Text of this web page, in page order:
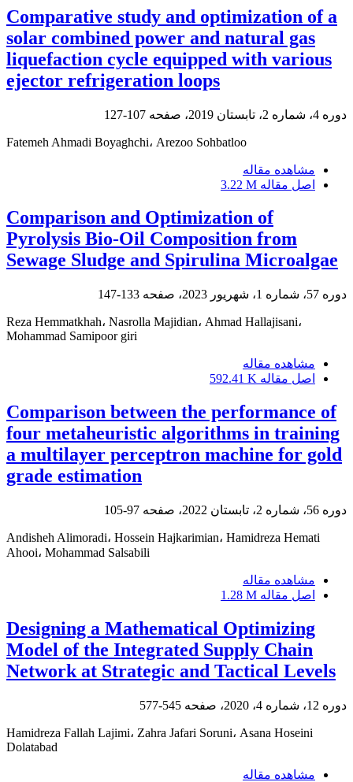
Comparative study and optimization of a
solar combined power and natural gas
liquefaction cycle equipped with various
ejector refrigeration loops
دوره 4، شماره 2، تابستان 2019، صفحه 107-127
Fatemeh Ahmadi Boyaghchi، Arezoo Sohbatloo
مشاهده مقاله
اصل مقاله 3.22 M
Comparison and Optimization of
Pyrolysis Bio-Oil Composition from
Sewage Sludge and Spirulina Microalgae
دوره 57، شماره 1، شهریور 2023، صفحه 133-147
Reza Hemmatkhah، Nasrolla Majidian، Ahmad Hallajisani،
Mohammad Samipoor giri
مشاهده مقاله
اصل مقاله 592.41 K
Comparison between the performance of
four metaheuristic algorithms in training
a multilayer perceptron machine for gold
grade estimation
دوره 56، شماره 2، تابستان 2022، صفحه 97-105
Andisheh Alimoradi، Hossein Hajkarimian، Hamidreza Hemati
Ahooi، Mohammad Salsabili
مشاهده مقاله
اصل مقاله 1.28 M
Designing a Mathematical Optimizing
Model of the Integrated Supply Chain
Network at Strategic and Tactical Levels
دوره 12، شماره 4، 2020، صفحه 545-577
Hamidreza Fallah Lajimi، Zahra Jafari Soruni، Asana Hoseini
Dolatabad
مشاهده مقاله